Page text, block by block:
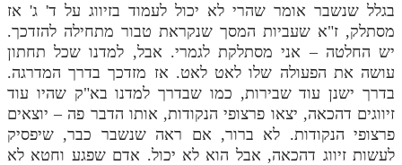
בגלל שנשבר אומר שהרי לא יכול לעמוד בזיווג על ד' ג' אז
מסתלק, ז"א שעביות המסך שנקראת טבור מתחילה להזדכך.
יש החלטה – אני מסתלקת לגמרי. אבל, למדנו שכל תחתון
עושה את הפעולה שלו לאט לאט. אז מזדכך בדרך המדרגה.
בדרך ישנן עוד שבירות, כמו שבדרך למדנו בא"ק שהיו עוד
זיווגים דהכאה, יצאו פרצופי הנקודות, אותו הדבר פה – יוצאים
פרצופי הנקודות. לא ברור, אם ראה שנשבר כבר, שיפסיק
לעשות זיווג דהכאה, אבל הוא לא יכול. אדם שפגע וחטא לא